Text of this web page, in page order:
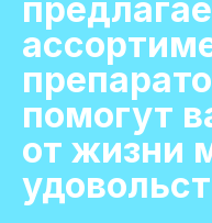
помогут
от жизни